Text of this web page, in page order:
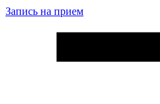
Запись на прием